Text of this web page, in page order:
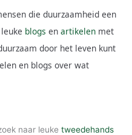
die duurzaamheid een
blogs en artikelen met
door het leven kunt
en blogs over wat
naar leuke tweedehands